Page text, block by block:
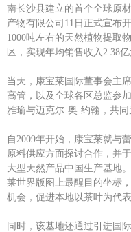
南长沙县建立的首个全球原
产物有限公司11日正式宣布
1000吨左右的天然植物提取
区，实现年均销售收入2.38亿
当天，康宝莱国际董事会主
高管，以及全球各区总监参
雅瑜与迈克尔·奥·约翰，共同
自2009年开始，康宝莱就与
原料供应方面探讨合作，并
大型天然产品中国生产基地
莱世界版图上最醒目的坐标
机会，促进本地以茶叶为代
同时，该基地还通过引进国